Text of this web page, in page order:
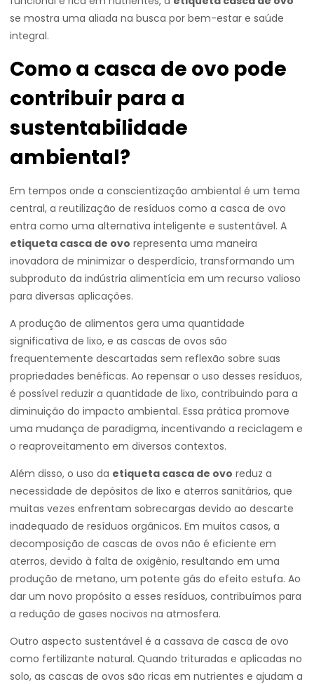
se mostra uma aliada na busca por bem-estar e saúde
integral.
Como a casca de ovo pode
contribuir para a
sustentabilidade
ambiental?
Em tempos onde a conscientização ambiental é um tema
central, a reutilização de resíduos como a casca de ovo
entra como uma alternativa inteligente e sustentável. A
etiqueta casca de ovo representa uma maneira
inovadora de minimizar o desperdício, transformando um
subproduto da indústria alimentícia em um recurso valioso
para diversas aplicações.
A produção de alimentos gera uma quantidade
significativa de lixo, e as cascas de ovos são
frequentemente descartadas sem reflexão sobre suas
propriedades benéficas. Ao repensar o uso desses resíduos,
é possível reduzir a quantidade de lixo, contribuindo para a
diminuição do impacto ambiental. Essa prática promove
uma mudança de paradigma, incentivando a reciclagem e
o reaproveitamento em diversos contextos.
Além disso, o uso da etiqueta casca de ovo reduz a
necessidade de depósitos de lixo e aterros sanitários, que
muitas vezes enfrentam sobrecargas devido ao descarte
inadequado de resíduos orgânicos. Em muitos casos, a
decomposição de cascas de ovos não é eficiente em
aterros, devido à falta de oxigênio, resultando em uma
produção de metano, um potente gás do efeito estufa. Ao
dar um novo propósito a esses resíduos, contribuímos para
a redução de gases nocivos na atmosfera.
Outro aspecto sustentável é a cassava de casca de ovo
como fertilizante natural. Quando trituradas e aplicadas no
solo, as cascas de ovos são ricas em nutrientes e ajudam a